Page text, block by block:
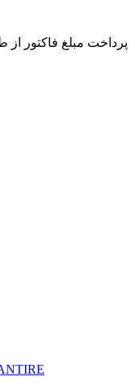
پرداخت مبلغ فاکتور از